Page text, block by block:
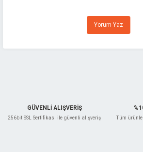
Ürün resmi kalitesiz, bozuk veya
Ürün açıklamasında eksik bilgiler bulunuyor.
Yorum Yaz
GÜVENLİ ALIŞVERİŞ
256bit SSL Sertifikası ile güvenli alışveriş Tüm